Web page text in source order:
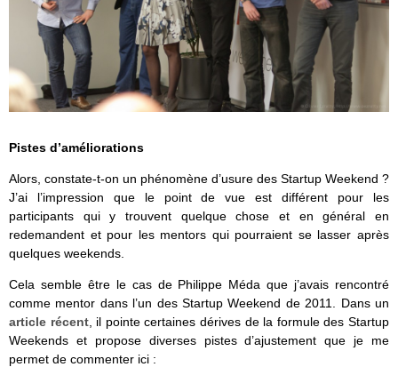
Pistes d’améliorations
Alors, constate-t-on un phénomène d’usure des Startup Weekend ?
J’ai l’impression que le point de vue est différent pour les
participants qui y trouvent quelque chose et en général en
redemandent et pour les mentors qui pourraient se lasser après
quelques weekends.
Cela semble être le cas de Philippe Méda que j’avais rencontré
comme mentor dans l’un des Startup Weekend de 2011. Dans un
article récent, il pointe certaines dérives de la formule des Startup
Weekends et propose diverses pistes d’ajustement que je me
permet de commenter ici :